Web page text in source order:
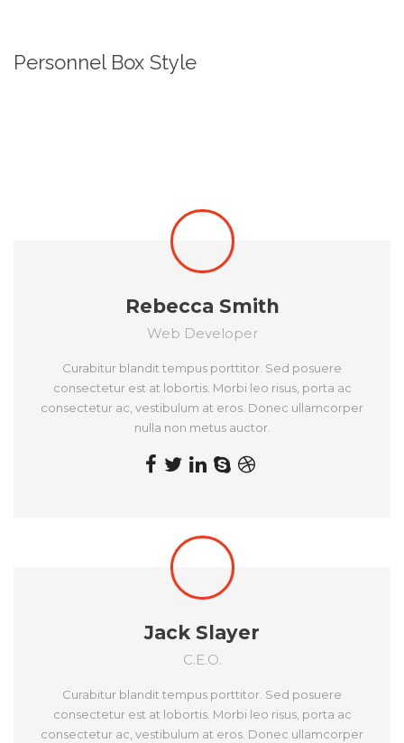
Personnel Box Style
Rebecca Smith
Web Developer
Curabitur blandit tempus porttitor. Sed posuere
consectetur est at lobortis. Morbi leo risus, porta ac
consectetur ac, vestibulum at eros. Donec ullamcorper
nulla non metus auctor.
Jack Slayer
C.E.O.
Curabitur blandit tempus porttitor. Sed posuere
consectetur est at lobortis. Morbi leo risus, porta ac
consectetur ac, vestibulum at eros. Donec ullamcorper